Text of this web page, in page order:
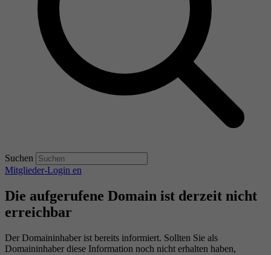
Suchen
Mitglieder-Login en
Die aufgerufene Domain ist derzeit nicht
erreichbar
Der Domaininhaber ist bereits informiert. Sollten Sie als
Domaininhaber diese Information noch nicht erhalten haben,